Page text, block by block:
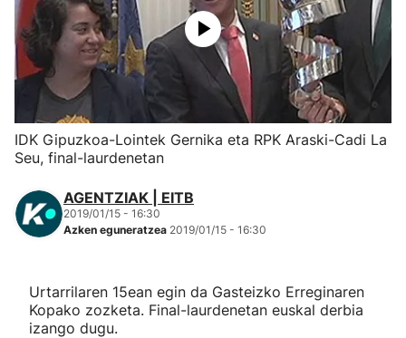
Herri-kirolak
Eskubaloia
Kirolak 360
Mendi-lasterketak
"Helmuga"
IDK Gipuzkoa-Lointek Gernika eta RPK Araski-Cadi La
Seu, final-laurdenetan
AGENTZIAK | EITB
2019/01/15 - 16:30
Azken eguneratzea 2019/01/15 - 16:30
Urtarrilaren 15ean egin da Gasteizko Erreginaren
Kopako zozketa. Final-laurdenetan euskal derbia
izango dugu.